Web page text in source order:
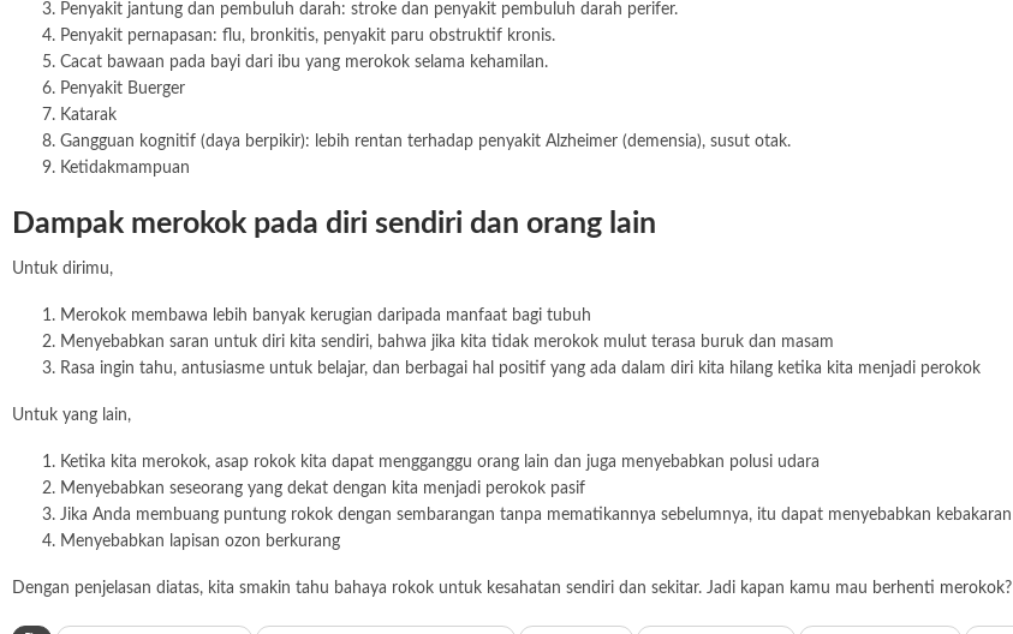
Penyakit jantung dan pembuluh darah: stroke dan penyakit pembuluh darah perifer.
Penyakit pernapasan: flu, bronkitis, penyakit paru obstruktif kronis.
Cacat bawaan pada bayi dari ibu yang merokok selama kehamilan.
Penyakit Buerger
Katarak
Gangguan kognitif (daya berpikir): lebih rentan terhadap penyakit Alzheimer (demensia), susut otak.
Ketidakmampuan
Dampak merokok pada diri sendiri dan orang lain
Untuk dirimu,
Merokok membawa lebih banyak kerugian daripada manfaat bagi tubuh
Menyebabkan saran untuk diri kita sendiri, bahwa jika kita tidak merokok mulut terasa buruk dan masam
Rasa ingin tahu, antusiasme untuk belajar, dan berbagai hal positif yang ada dalam diri kita hilang ketika kita menjadi perokok
Untuk yang lain,
Ketika kita merokok, asap rokok kita dapat mengganggu orang lain dan juga menyebabkan polusi udara
Menyebabkan seseorang yang dekat dengan kita menjadi perokok pasif
Jika Anda membuang puntung rokok dengan sembarangan tanpa mematikannya sebelumnya, itu dapat menyebabkan kebakaran
Menyebabkan lapisan ozon berkurang
Dengan penjelasan diatas, kita smakin tahu bahaya rokok untuk kesahatan sendiri dan sekitar. Jadi kapan kamu mau berhenti merokok?